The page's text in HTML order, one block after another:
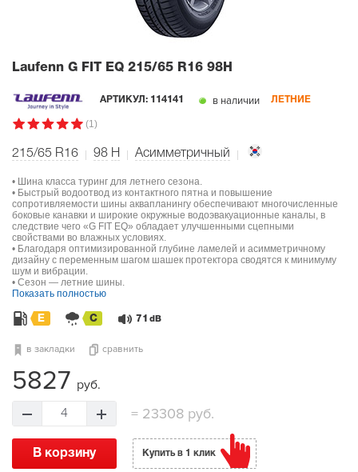
Laufenn G FIT EQ 215/65 R16 98H
АРТИКУЛ: 114141 в наличии ЛЕТНИЕ
(1)
215/65 R16 98 H Асимметричный
• Шина класса туринг для летнего сезона.
• Быстрый водоотвод из контактного пятна и повышение
сопротивляемости шины аквапланингу обеспечивают многочисленные
боковые канавки и широкие окружные водоэвакуационные каналы, в
следствие чего «G FIT EQ» обладает улучшенными сцепными
свойствами во влажных условиях.
• Благодаря оптимизированной глубине ламелей и асимметричному
дизайну с переменным шагом шашек протектора сводятся к минимуму
шум и вибрации.
• Сезон — летние шины.
Показать полностью
E C 71 dB
в закладки сравнить
5827 руб.
4 =23308 руб.
В корзину Купить в 1 клик